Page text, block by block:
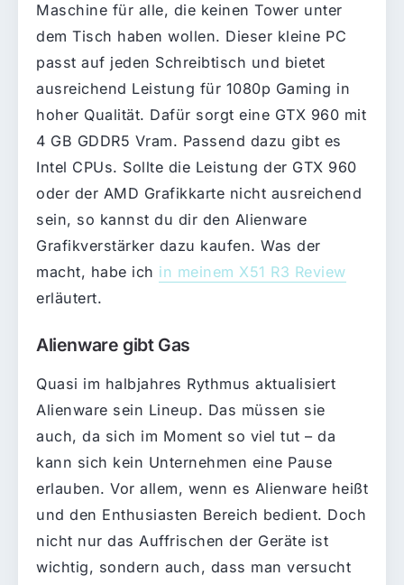
Maschine für alle, die keinen Tower unter
dem Tisch haben wollen. Dieser kleine PC
passt auf jeden Schreibtisch und bietet
ausreichend Leistung für 1080p Gaming in
hoher Qualität. Dafür sorgt eine GTX 960 mit
4 GB GDDR5 Vram. Passend dazu gibt es
Intel CPUs. Sollte die Leistung der GTX 960
oder der AMD Grafikkarte nicht ausreichend
sein, so kannst du dir den Alienware
Grafikverstärker dazu kaufen. Was der
macht, habe ich in meinem X51 R3 Review
erläutert.
Alienware gibt Gas
Quasi im halbjahres Rythmus aktualisiert
Alienware sein Lineup. Das müssen sie
auch, da sich im Moment so viel tut – da
kann sich kein Unternehmen eine Pause
erlauben. Vor allem, wenn es Alienware heißt
und den Enthusiasten Bereich bedient. Doch
nicht nur das Auffrischen der Geräte ist
wichtig, sondern auch, dass man versucht